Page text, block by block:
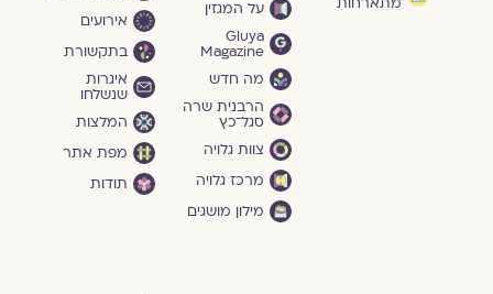
על המגזין
Gluya
Magazine
מה חדש
הרבנית שרה
סגל־כץ
צוות גלויה
מרכז גלויה
מילון מושגים
אירועים
בתקשורת
איגרות
שנשלחו
המלצות
מפת אתר
תודות